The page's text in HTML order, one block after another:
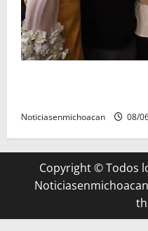
Noticiasenmichoacan 08/
Copyright © Todos